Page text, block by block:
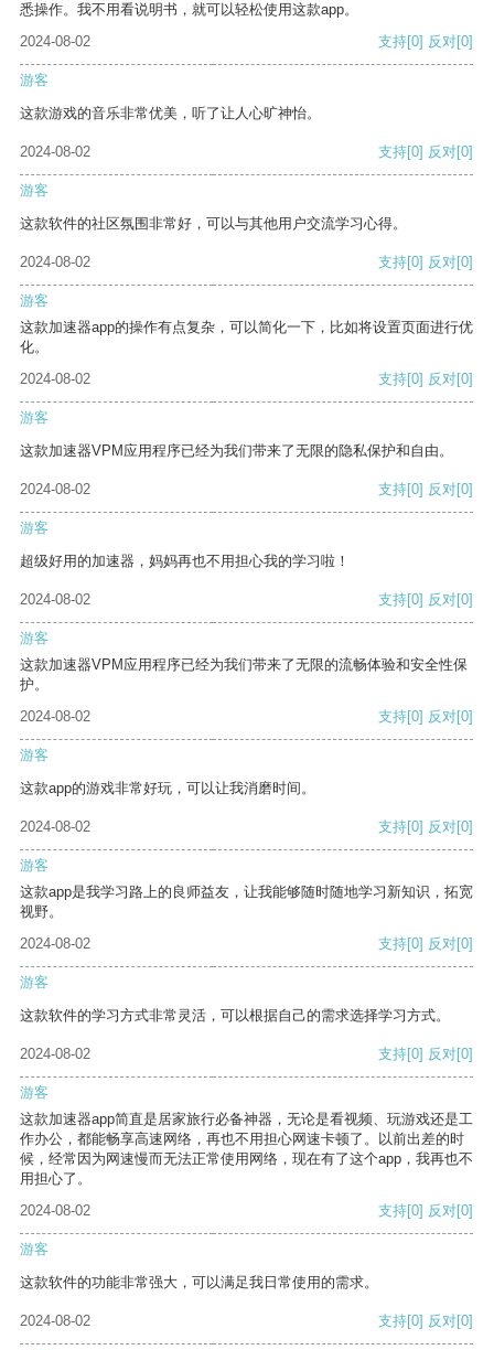
悉操作。我不用看说明书，就可以轻松使用这款app。
2024-08-02
支持[0] 反对[0]
游客
这款游戏的音乐非常优美，听了让人心旷神怡。
2024-08-02 支持[0] 反对[0]
游客
这款软件的社区氛围非常好，可以与其他用户交流学习心得。
2024-08-02 支持[0] 反对[0]
游客
这款加速器app的操作有点复杂，可以简化一下，比如将设置页面进行优
化。
2024-08-02
支持[0] 反对[0]
游客
这款加速器VPM应用程序已经为我们带来了无限的隐私保护和自由。
2024-08-02 支持[0] 反对[0]
游客
超级好用的加速器，妈妈再也不用担心我的学习啦！
2024-08-02 支持[0] 反对[0]
游客
这款加速器VPM应用程序已经为我们带来了无限的流畅体验和安全性保
护。
2024-08-02
支持[0] 反对[0]
游客
这款app的游戏非常好玩，可以让我消磨时间。
2024-08-02 支持[0] 反对[0]
游客
这款app是我学习路上的良师益友，让我能够随时随地学习新知识，拓宽
视野。
2024-08-02
支持[0] 反对[0]
游客
这款软件的学习方式非常灵活，可以根据自己的需求选择学习方式。
2024-08-02 支持[0] 反对[0]
游客
这款加速器app简直是居家旅行必备神器，无论是看视频、玩游戏还是工
作办公，都能畅享高速网络，再也不用担心网速卡顿了。以前出差的时
候，经常因为网速慢而无法正常使用网络，现在有了这个app，我再也不
用担心了。
2024-08-02
支持[0] 反对[0]
游客
这款软件的功能非常强大，可以满足我日常使用的需求。
2024-08-02 支持[0] 反对[0]